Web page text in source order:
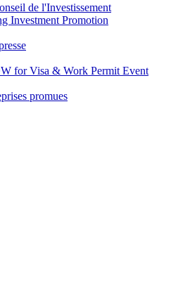
de l'Investissement
Investment Promotion
for Visa & Work Permit Event
promues